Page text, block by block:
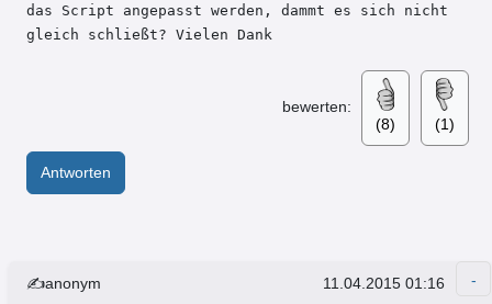
das Script angepasst werden, dammt es sich nicht
gleich schließt? Vielen Dank
bewerten:
(8)
(1)
Antworten
✍anonym 11.04.2015 01:16